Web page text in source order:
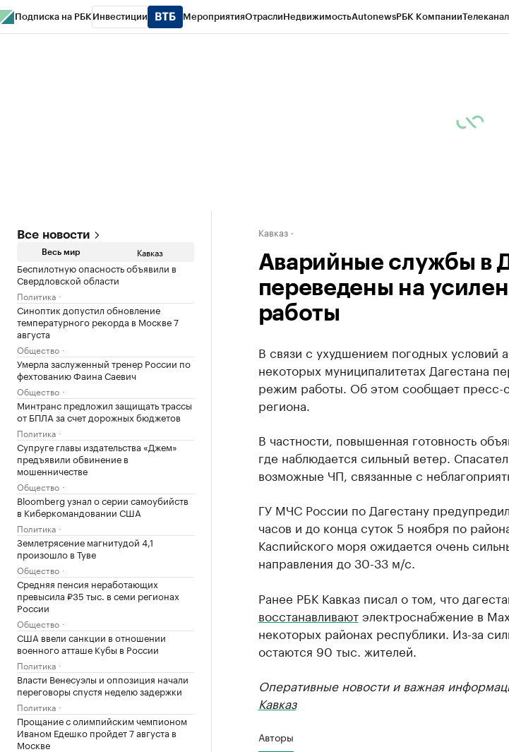
Подписка на РБК Инвестиции МероприятияОтраслиНедвижимостьAutonewsРБК КомпанииТелеканал
Все новости
Весь мир Кавказ
Беспилотную опасность объявили в
Свердловской области
Политика
Синоптик допустил обновление
температурного рекорда в Москве 7
августа
Общество
Умерла заслуженный тренер России по
фехтованию Фаина Саевич
Общество
Минтранс предложил защищать трассы
от БПЛА за счет дорожных бюджетов
Политика
Супруге главы издательства «Джем»
предъявили обвинение в
мошенничестве
Общество
Bloomberg узнал о серии самоубийств
в Киберкомандовании США
Политика
Землетрясение магнитудой 4,1
произошло в Туве
Общество
Средняя пенсия неработающих
превысила ₽35 тыс. в семи регионах
России
Общество
США ввели санкции в отношении
военного атташе Кубы в России
Политика
Власти Венесуэлы и оппозиция начали
переговоры спустя неделю задержки
Политика
Прощание с олимпийским чемпионом
Иваном Едешко пройдет 7 августа в
Москве
Кавказ
Аварийные службы в
переведены на
работы
В связи с ухудшением погодных условий
некоторых муниципалитетах Дагестана
режим работы. Об этом сообщает пресс-
региона.
В частности, повышенная готовность
где наблюдается сильный ветер.
возможные ЧП, связанные с
ГУ МЧС России по Дагестану
часов и до конца суток 5 ноября по
Каспийского моря ожидается очень
направления до 30-33 м/с.
Ранее РБК Кавказ писал о том, что
восстанавливаютэлектроснабжение в
некоторых районах республики. Из-за
остаются 90 тыс. жителей.
Оперативные новости и важная
Кавказ
Авторы